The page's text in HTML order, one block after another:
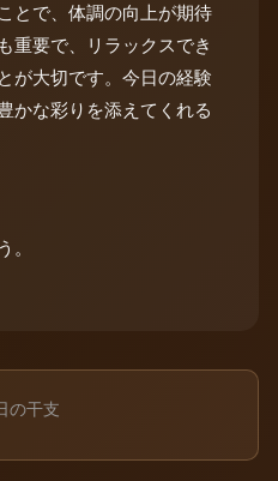
とで、体調の向上が期待
重要で、リラックスでき
が大切です。今日の経験
かな彩りを添えてくれる
。
の干支